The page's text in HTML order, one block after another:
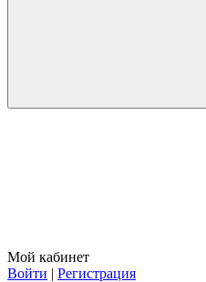
Мой кабинет
Войти | Регистрация